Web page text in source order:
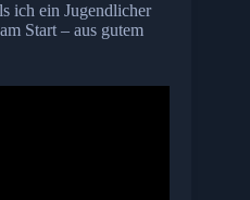
ich ein Jugendlicher
Start – aus gutem